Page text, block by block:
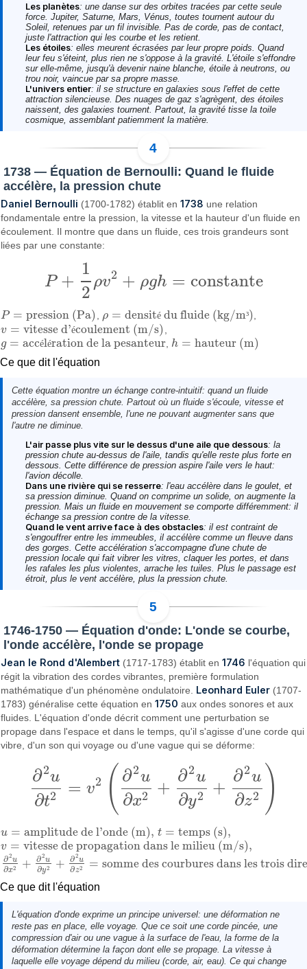
Les planètes: une danse sur des orbites tracées par cette seule
force. Jupiter, Saturne, Mars, Vénus, toutes tournent autour du
Soleil, retenues par un fil invisible. Pas de corde, pas de contact,
juste l'attraction qui les courbe et les retient.
Les étoiles: elles meurent écrasées par leur propre poids. Quand
leur feu s'éteint, plus rien ne s'oppose à la gravité. L'étoile s'effondre
sur elle-même, jusqu'à devenir naine blanche, étoile à neutrons, ou
trou noir, vaincue par sa propre masse.
L'univers entier: il se structure en galaxies sous l'effet de cette
attraction silencieuse. Des nuages de gaz s'agrègent, des étoiles
naissent, des galaxies tournent. Partout, la gravité tisse la toile
cosmique, assemblant patiemment la matière.
1738 — Équation de Bernoulli: Quand le fluide
accélère, la pression chute
Daniel Bernoulli (1700-1782) établit en1738 une relation
fondamentale entre la pression, la vitesse et la hauteur d'un fluide en
écoulement. Il montre que dans un fluide, ces trois grandeurs sont
liées par une constante:
P +
1
2
ρv2 + ρgh = constante
P+ ρv2 +ρgh=constante
P = pression (Pa)
P= pression (Pa) , ρ = densitédu fluide (kg/m³)
ρ=densité du fluide (kg/m³) ,
v = vitesse d'écoulement (m/s)
v=vitesse d'écoulement (m/s)
g = accélération de la pesanteur
g=accélération de la pesanteur h = hauteur (m)
h=hauteur (m)
Ce que dit l'équation
Cette équation montre un échange contre-intuitif: quand un fluide
accélère, sa pression chute. Partout où un fluide s'écoule, vitesse et
pression dansent ensemble, l'une ne pouvant augmenter sans que
l'autre ne diminue.
L'air passe plus vite sur le dessus d'une aile que dessous: la
pression chute au-dessus de l'aile, tandis qu'elle reste plus forte en
dessous. Cette différence de pression aspire l'aile vers le haut:
l'avion décolle.
Dans une rivière qui se resserre: l'eau accélère dans le goulet, et
sa pression diminue. Quand on comprime un solide, on augmente la
pression. Mais un fluide en mouvement se comporte différemment: il
échange sa pression contre de la vitesse.
Quand le vent arrive face à des obstacles: il est contraint de
s'engouffrer entre les immeubles, il accélère comme un fleuve dans
des gorges. Cette accélération s'accompagne d'une chute de
pression locale qui fait vibrer les vitres, claquer les portes, et dans
les rafales les plus violentes, arrache les tuiles. Plus le passage est
étroit, plus le vent accélère, plus la pression chute.
1746-1750 — Équation d'onde: L'onde se courbe,
l'onde accélère, l'onde se propage
Jean le Rond d'Alembert (1717-1783) établit en1746 l'équation qui
régit la vibration des cordes vibrantes, première formulation
mathématique d'un phénomène ondulatoire. Leonhard Euler (1707-
1783) généralise cette équation en1750 aux ondes sonores et aux
fluides. L'équation d'onde décrit comment une perturbation se
propage dans l'espace et dans le temps, qu'il s'agisse d'une corde qui
vibre, d'un son qui voyage ou d'une vague qui se déforme:
∂2u
∂t2 = v2 ( ∂2u
∂x2 +
∂2u
∂y2 +
∂2u
∂z2 )
∂ u∂ =v (∂2u∂x2 +∂2 ∂y2+∂2u ∂z2
u = amplitude de l'onde (m),
u=amplitude de l'onde (m), t = temps (s),
t=temps (s),
v = vitesse de propagation dans le milieu (m/s),
v=vitesse de propagation dans le milieu (m/s),
∂2u
∂x2 + ∂2u
∂y2 + ∂2u
∂z2 = somme des courbures dans les trois
∂2u∂ x2 +∂2u ∂y2 +∂2u ∂z 2=somme des courbures dans les trois
Ce que dit l'équation
L'équation d'onde exprime un principe universel: une déformation ne
reste pas en place, elle voyage. Que ce soit une corde pincée, une
compression d'air ou une vague à la surface de l'eau, la forme de la
déformation détermine la façon dont elle se propage. La vitesse à
laquelle elle voyage dépend du milieu (corde, air, eau). Ce qui change